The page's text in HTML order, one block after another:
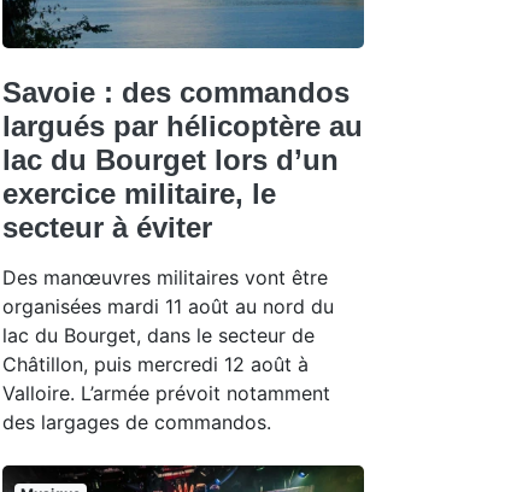
Savoie : des commandos
largués par hélicoptère au
lac du Bourget lors d’un
exercice militaire, le
secteur à éviter
Des manœuvres militaires vont être
organisées mardi 11 août au nord du
lac du Bourget, dans le secteur de
Châtillon, puis mercredi 12 août à
Valloire. L’armée prévoit notamment
des largages de commandos.